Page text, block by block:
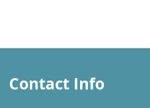
Contact Info